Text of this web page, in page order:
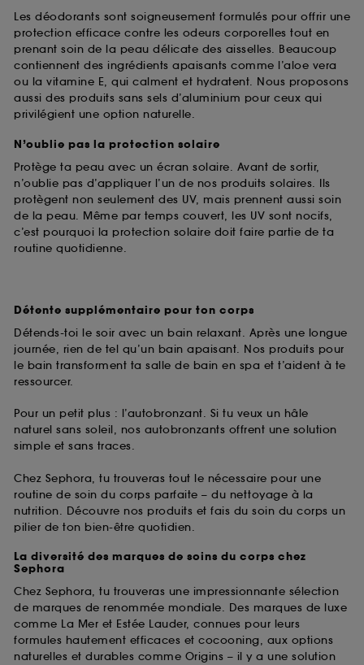
Les déodorants sont soigneusement formulés pour offrir une
protection efficace contre les odeurs corporelles tout en
prenant soin de la peau délicate des aisselles. Beaucoup
contiennent des ingrédients apaisants comme l’aloe vera
ou la vitamine E, qui calment et hydratent. Nous proposons
aussi des produits sans sels d’aluminium pour ceux qui
privilégient une option naturelle.
N’oublie pas la protection solaire
Protège ta peau avec un écran solaire. Avant de sortir,
n’oublie pas d’appliquer l’un de nos produits solaires. Ils
protègent non seulement des UV, mais prennent aussi soin
de la peau. Même par temps couvert, les UV sont nocifs,
c’est pourquoi la protection solaire doit faire partie de ta
routine quotidienne.
Détente supplémentaire pour ton corps
Détends-toi le soir avec un bain relaxant. Après une longue
journée, rien de tel qu’un bain apaisant. Nos produits pour
le bain transforment ta salle de bain en spa et t’aident à te
ressourcer.
Pour un petit plus : l’autobronzant. Si tu veux un hâle
naturel sans soleil, nos autobronzants offrent une solution
simple et sans traces.
Chez Sephora, tu trouveras tout le nécessaire pour une
routine de soin du corps parfaite – du nettoyage à la
nutrition. Découvre nos produits et fais du soin du corps un
pilier de ton bien-être quotidien.
La diversité des marques de soins du corps chez
Sephora
Chez Sephora, tu trouveras une impressionnante sélection
de marques de renommée mondiale. Des marques de luxe
comme La Mer et Estée Lauder, connues pour leurs
formules hautement efficaces et cocooning, aux options
naturelles et durables comme Origins – il y a une solution